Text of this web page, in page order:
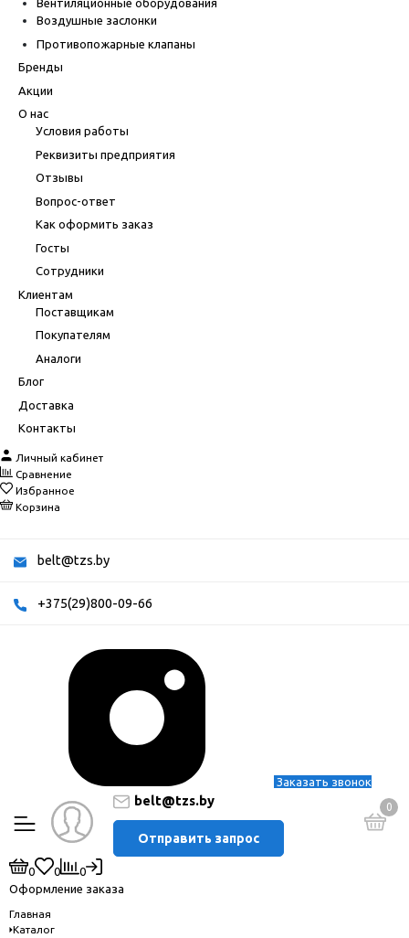
Вентиляционные оборудования
Воздушные заслонки
Противопожарные клапаны
Бренды
Акции
О нас
Условия работы
Реквизиты предприятия
Отзывы
Вопрос-ответ
Как оформить заказ
Госты
Сотрудники
Клиентам
Поставщикам
Покупателям
Аналоги
Блог
Доставка
Контакты
Личный кабинет
Сравнение
Избранное
Корзина
belt@tzs.by
+375(29)800-09-66
Заказать звонок
belt@tzs.by
Отправить запрос
0
0 0
0
Оформление заказа
Главная
Каталог